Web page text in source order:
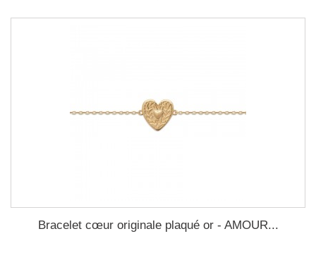
Bracelet cœur originale plaqué or - AMOUR...